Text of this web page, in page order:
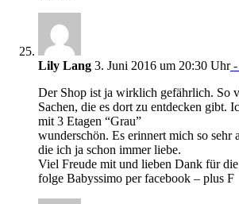
Lily Lang 3. Juni 2016 um 20:30 Uhr-
Der Shop ist ja wirklich gefährlich. So
Sachen, die es dort zu entdecken gibt.
mit 3 Etagen “Grau”
wunderschön. Es erinnert mich so sehr
die ich ja schon immer liebe.
Viel Freude mit und lieben Dank für
folge Babyssimo per facebook – plus F